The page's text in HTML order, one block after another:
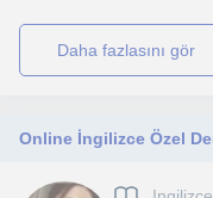
daha fazlasını gör